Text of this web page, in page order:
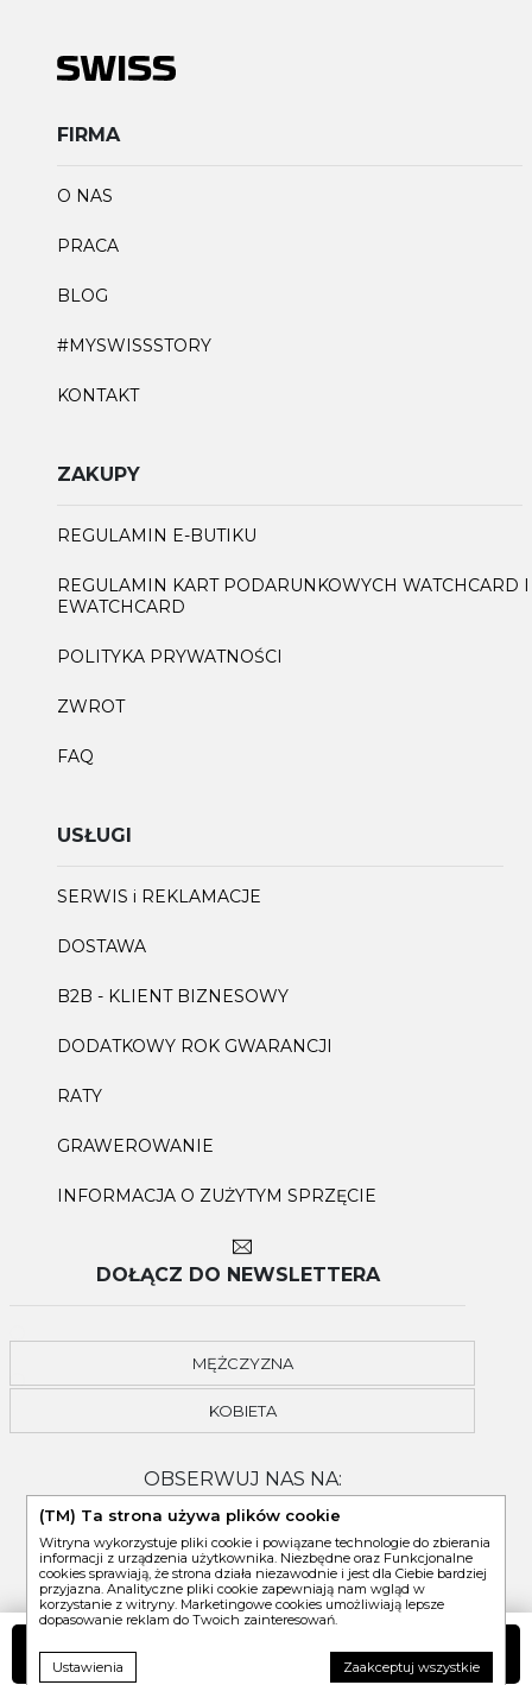
DO KOSZYKA
FIRMA
O NAS
PRACA
BLOG
#MYSWISSSTORY
KONTAKT
ZAKUPY
REGULAMIN E-BUTIKU
REGULAMIN KART PODARUNKOWYCH WATCHCARD I
EWATCHCARD
POLITYKA PRYWATNOŚCI
ZWROT
FAQ
USŁUGI
SERWIS i REKLAMACJE
DOSTAWA
B2B - KLIENT BIZNESOWY
DODATKOWY ROK GWARANCJI
RATY
GRAWEROWANIE
INFORMACJA O ZUŻYTYM SPRZĘCIE
DOŁĄCZ DO NEWSLETTERA
MĘŻCZYZNA
KOBIETA
OBSERWUJ NAS NA:
(TM) Ta strona używa plików cookie
Witryna wykorzystuje pliki cookie i powiązane technologie do zbierania
informacji z urządzenia użytkownika. Niezbędne oraz Funkcjonalne
cookies sprawiają, że strona działa niezawodnie i jest dla Ciebie bardziej
przyjazna. Analityczne pliki cookie zapewniają nam wgląd w
korzystanie z witryny. Marketingowe cookies umożliwiają lepsze
dopasowanie reklam do Twoich zainteresowań.
Ustawienia Zaakceptuj wszystkie